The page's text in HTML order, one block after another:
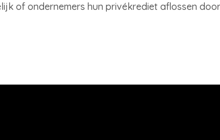
of ondernemers hun privékrediet aflossen